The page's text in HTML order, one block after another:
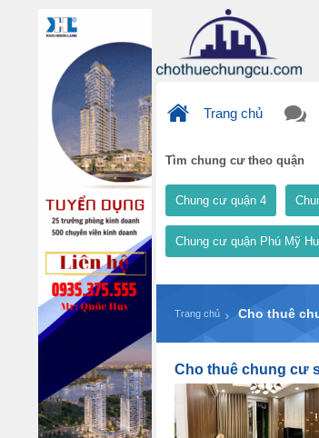
Trang chủ
Tìm chung cư theo quận
Chung cư quận 4
Chung cư quận Phú Mỹ
Trang chủ Cho thuê
Cho thuê chung cư